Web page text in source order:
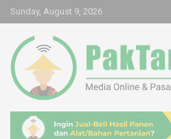
Skip
to
content
Sunday, August 9, 2026
Pak Tani Digital